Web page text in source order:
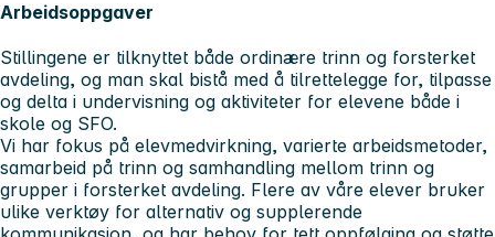
Arbeidsoppgaver
Stillingene er tilknyttet både ordinære trinn og forsterket
avdeling, og man skal bistå med å tilrettelegge for, tilpasse
og delta i undervisning og aktiviteter for elevene både i
skole og SFO.
Vi har fokus på elevmedvirkning, varierte arbeidsmetoder,
samarbeid på trinn og samhandling mellom trinn og
grupper i forsterket avdeling. Flere av våre elever bruker
ulike verktøy for alternativ og supplerende